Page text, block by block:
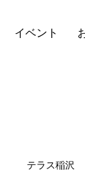
イベント
テラス稲沢